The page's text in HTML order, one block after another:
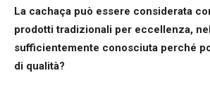
La cachaça può essere considerata
prodotti tradizionali per eccellenza,
sufficientemente conosciuta perché
di qualità?